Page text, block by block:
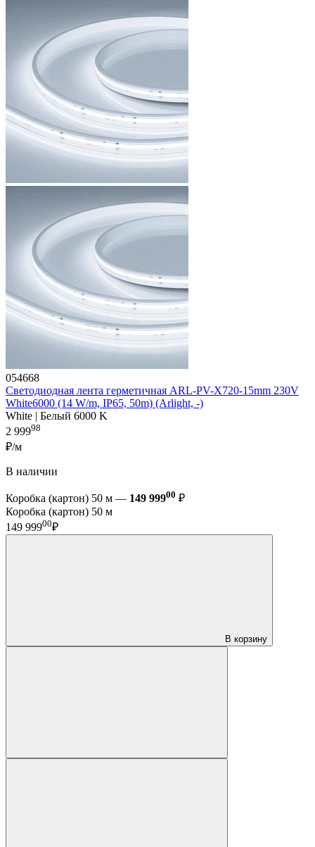
054668
Светодиодная лента герметичная ARL-PV-X720-15mm 230V
White6000 (14 W/m, IP65, 50m) (Arlight, -)
White | Белый 6000 K
2 99998
₽/м
В наличии
Коробка (картон) 50 м — 149 99900 ₽
Коробка (картон) 50 м
149 99900₽
В корзину